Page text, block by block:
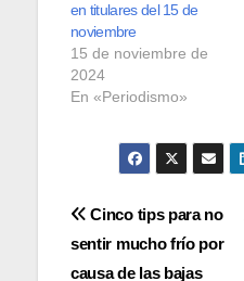
en titulares del 15 de
noviembre
15 de noviembre de
2024
En «Periodismo»
de
Cinco tips para no
sentir mucho frío por
causa de las bajas